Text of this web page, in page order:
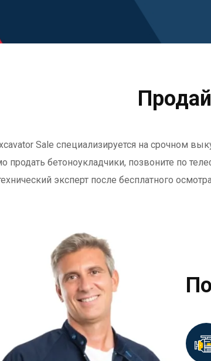
Sale специализируется на срочном
продать бетоноукладчики, позвоните по
эксперт после бесплатного